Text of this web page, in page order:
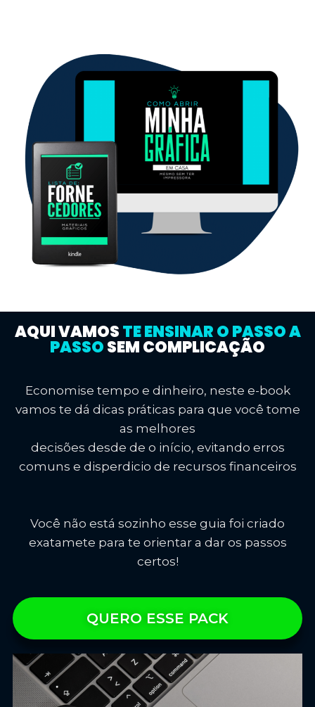
AQUI VAMOSTE ENSINAR O PASSO A
PASSOSEM COMPLICAÇÃO
Economise tempo e dinheiro, neste e-book
vamos te dá dicas práticas para que você tome
as melhores
decisões desde de o início, evitando erros
comuns e disperdicio de recursos financeiros
Você não está sozinho esse guia foi criado
exatamete para te orientar a dar os passos
certos!
QUERO ESSE PACK